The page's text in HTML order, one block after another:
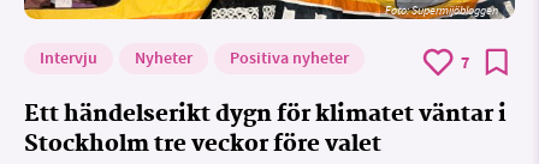
Foto: Supermijöbloggen
Intervju Nyheter Positiva nyheter 7
Ett händelserikt dygn för klimatet väntar i
Stockholm tre veckor före valet